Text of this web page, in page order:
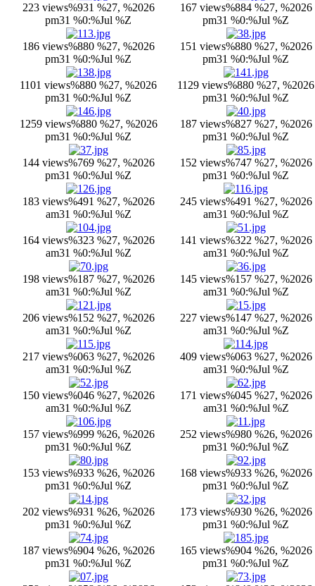
223 views%931 %27, %2026
pm31 %0:%Jul %Z
167 views%884 %27, %2026
pm31 %0:%Jul %Z
186 views%880 %27, %2026
pm31 %0:%Jul %Z
151 views%880 %27, %2026
pm31 %0:%Jul %Z
1101 views%880 %27, %2026
pm31 %0:%Jul %Z
1129 views%880 %27, %2026
pm31 %0:%Jul %Z
1259 views%880 %27, %2026
pm31 %0:%Jul %Z
187 views%827 %27, %2026
pm31 %0:%Jul %Z
144 views%769 %27, %2026
pm31 %0:%Jul %Z
152 views%747 %27, %2026
pm31 %0:%Jul %Z
183 views%491 %27, %2026
am31 %0:%Jul %Z
245 views%491 %27, %2026
am31 %0:%Jul %Z
164 views%323 %27, %2026
am31 %0:%Jul %Z
141 views%322 %27, %2026
am31 %0:%Jul %Z
198 views%187 %27, %2026
am31 %0:%Jul %Z
145 views%157 %27, %2026
am31 %0:%Jul %Z
206 views%152 %27, %2026
am31 %0:%Jul %Z
227 views%147 %27, %2026
am31 %0:%Jul %Z
217 views%063 %27, %2026
am31 %0:%Jul %Z
409 views%063 %27, %2026
am31 %0:%Jul %Z
150 views%046 %27, %2026
am31 %0:%Jul %Z
171 views%045 %27, %2026
am31 %0:%Jul %Z
157 views%999 %26, %2026
pm31 %0:%Jul %Z
252 views%980 %26, %2026
pm31 %0:%Jul %Z
153 views%933 %26, %2026
pm31 %0:%Jul %Z
168 views%933 %26, %2026
pm31 %0:%Jul %Z
202 views%931 %26, %2026
pm31 %0:%Jul %Z
173 views%930 %26, %2026
pm31 %0:%Jul %Z
187 views%904 %26, %2026
pm31 %0:%Jul %Z
165 views%904 %26, %2026
pm31 %0:%Jul %Z